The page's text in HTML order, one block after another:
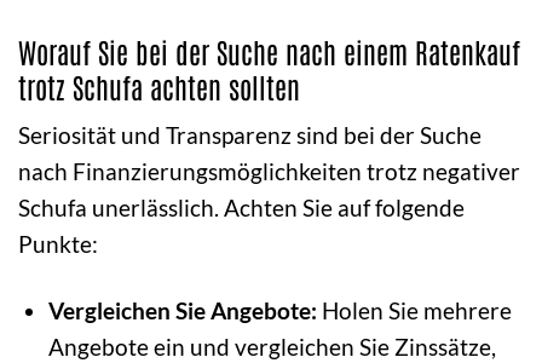
Worauf Sie bei der Suche nach einem Ratenkauf
trotz Schufa achten sollten
Seriosität und Transparenz sind bei der Suche
nach Finanzierungsmöglichkeiten trotz negativer
Schufa unerlässlich. Achten Sie auf folgende
Punkte:
Vergleichen Sie Angebote: Holen Sie mehrere
Angebote ein und vergleichen Sie Zinssätze,